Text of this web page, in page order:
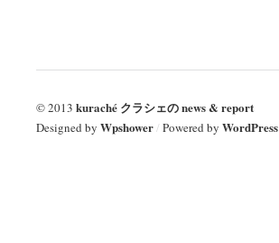
© 2013 kuraché クラシェの news & report
Designed by Wpshower/ Powered by WordPress